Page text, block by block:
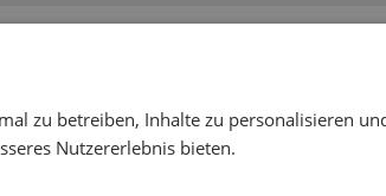
bewerben?
bundesweit auf der Suche nach guten Event-
zu betreiben, Inhalte zu personalisieren
Nutzererlebnis bieten.